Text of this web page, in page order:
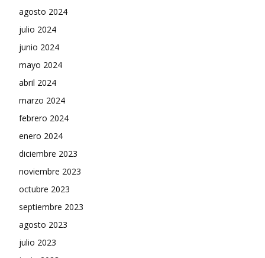
agosto 2024
julio 2024
junio 2024
mayo 2024
abril 2024
marzo 2024
febrero 2024
enero 2024
diciembre 2023
noviembre 2023
octubre 2023
septiembre 2023
agosto 2023
julio 2023